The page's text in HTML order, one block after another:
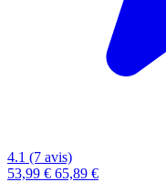
4.1 (7 avis)
53,99 € 65,89 €